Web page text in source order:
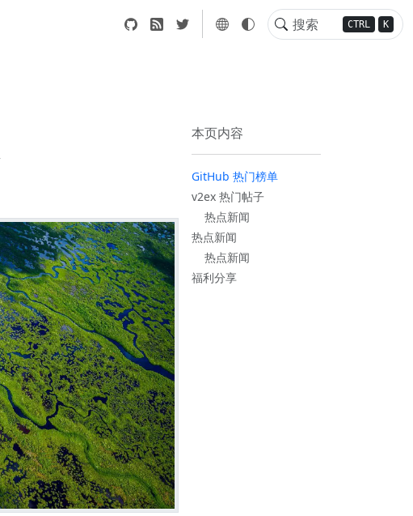
CTRL K
本页内容
GitHub 热门榜单
v2ex 热门帖子
热点新闻
热点新闻
热点新闻
福利分享